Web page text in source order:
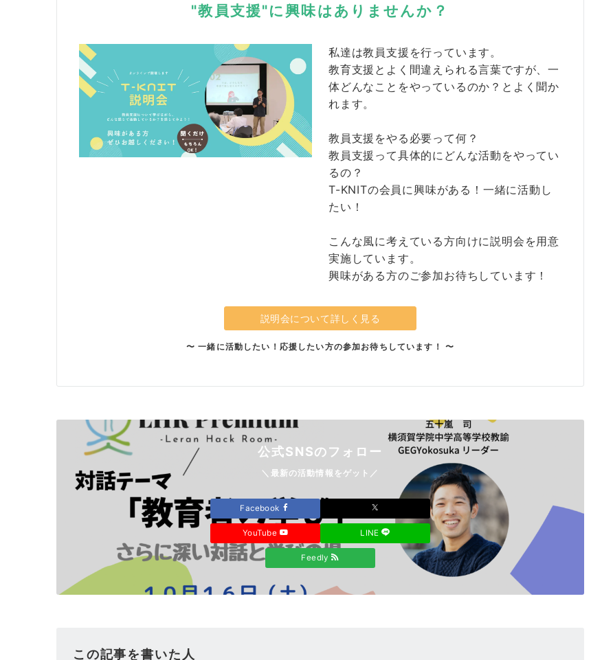
"教員支援"に興味はありませんか？
私達は教員支援を行っています。
教育支援とよく間違えられる言葉ですが、一
体どんなことをやっているのか？とよく聞か
れます。
教員支援をやる必要って何？
教員支援って具体的にどんな活動をやってい
るの？
T-KNITの会員に興味がある！一緒に活動し
たい！
こんな風に考えている方向けに説明会を用意
実施しています。
興味がある方のご参加お待ちしています！
説明会について詳しく見る
〜 一緒に活動したい！応援したい方の参加お待ちしています！ 〜
公式SNSのフォロー
＼最新の活動情報をゲット／
Facebook
YouTube LINE
Feedly
この記事を書いた人